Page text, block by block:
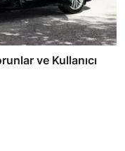
ve Kullanıcı